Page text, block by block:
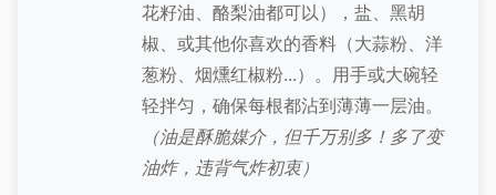
花籽油、酪梨油都可以），盐、黑胡
椒、或其他你喜欢的香料（大蒜粉、洋
葱粉、烟燻红椒粉...）。用手或大碗轻
轻拌匀，确保每根都沾到薄薄一层油。
（油是酥脆媒介，但千万别多！多了变
油炸，违背气炸初衷）